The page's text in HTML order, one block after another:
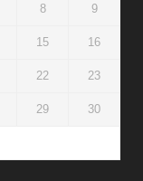
8 9
15 16
22 23
29 30